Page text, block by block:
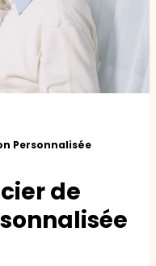
Personnalisée
de